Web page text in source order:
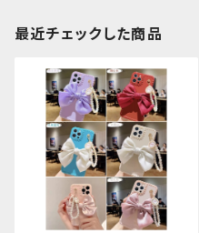
最近チェックした商品